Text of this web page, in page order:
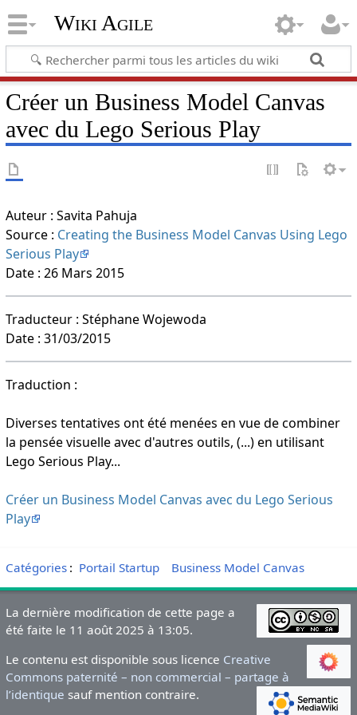
Wiki Agile
Créer un Business Model Canvas
avec du Lego Serious Play
Auteur : Savita Pahuja
Source : Creating the Business Model Canvas Using Lego
Serious Play
Date : 26 Mars 2015
Traducteur : Stéphane Wojewoda
Date : 31/03/2015
Traduction :
Diverses tentatives ont été menées en vue de combiner
la pensée visuelle avec d'autres outils, (...) en utilisant
Lego Serious Play...
Créer un Business Model Canvas avec du Lego Serious
Play
Catégories: Portail Startup Business Model Canvas
La dernière modification de cette page a
été faite le 11 août 2025 à 13:05.
Le contenu est disponible sous licence Creative
Commons paternité – non commercial – partage à
l’identique sauf mention contraire.